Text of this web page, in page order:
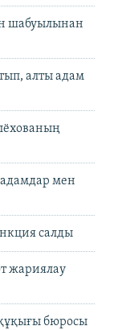
шабуылынан
алты адам
адамдар мен
салды
жариялау
бюросы